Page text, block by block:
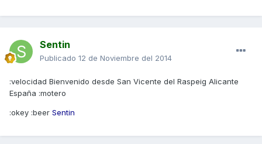
Sentin
Publicado 12 de Noviembre del 2014
:velocidad Bienvenido desde San Vicente del Raspeig Alicante
España :motero
:okey :beer Sentin